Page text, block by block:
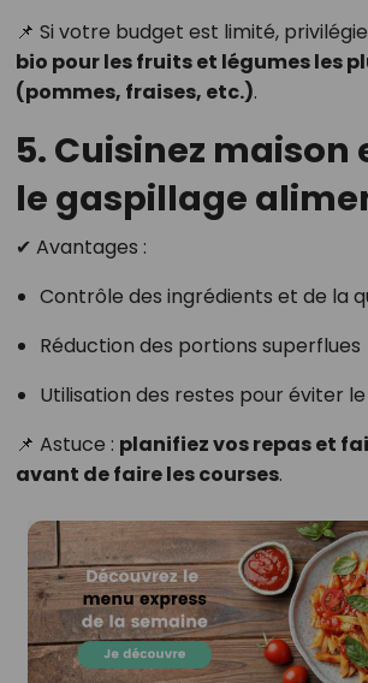
📌 Si votre budget est limité,
bio pour les fruits et légumes les
(pommes, fraises, etc.).
5. Cuisinez maison
le gaspillage
✔ Avantages :
Contrôle des ingrédients et de la
Réduction des portions superflues
Utilisation des restes pour éviter
📌 Astuce : planifiez vos repas et
avant de faire les courses.